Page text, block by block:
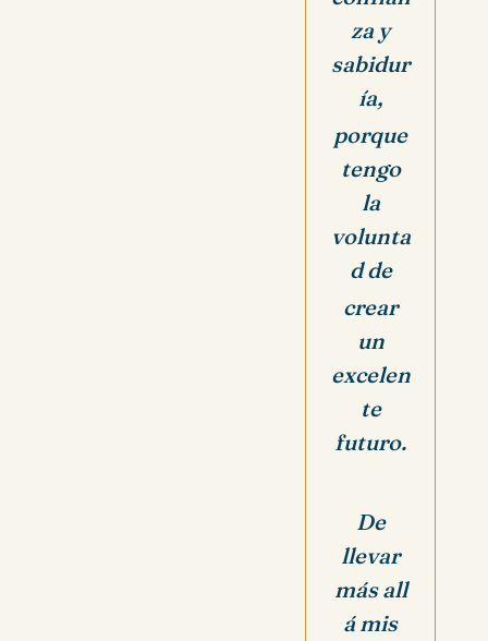
za y
sabidur
ía,
porque
tengo
la
volunta
d de
crear
un
excelen
te
futuro.
De
llevar
más all
á mis